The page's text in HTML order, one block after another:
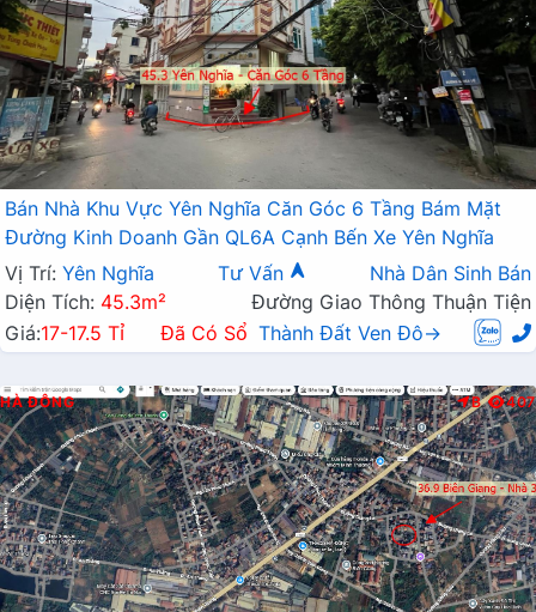
Bán Nhà Khu Vực Yên Nghĩa Căn Góc 6 Tầng Bám Mặt
Đường Kinh Doanh Gần QL6A Cạnh Bến Xe Yên Nghĩa
Vị Trí: Yên Nghĩa Tư Vấn
Nhà Dân Sinh Bán
Diện Tích: 45.3m²
Đường Giao Thông Thuận Tiện
Giá:17-17.5 Tỉ Đã Có Sổ Thành Đất Ven Đô→
HÀ ĐÔNG B 407